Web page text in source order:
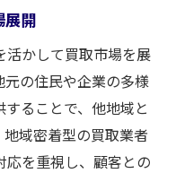
展開
活かして買取市場を展
の住民や企業の多様
ることで、他地域と
域密着型の買取業者
応を重視し、顧客との